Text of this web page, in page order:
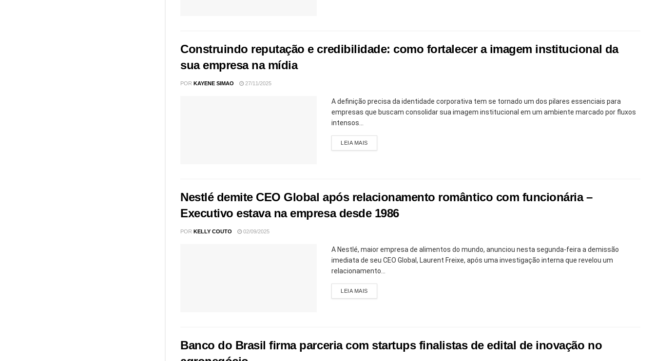
Construindo reputação e credibilidade: como fortalecer a imagem institucional da
sua empresa na mídia
POR KAYENE SIMAO 27/11/2025
A definição precisa da identidade corporativa tem se tornado um dos pilares essenciais para
empresas que buscam consolidar sua imagem institucional em um ambiente marcado por fluxos
intensos...
LEIA MAIS
Nestlé demite CEO Global após relacionamento romântico com funcionária –
Executivo estava na empresa desde 1986
POR KELLY COUTO 02/09/2025
A Nestlé, maior empresa de alimentos do mundo, anunciou nesta segunda-feira a demissão
imediata de seu CEO Global, Laurent Freixe, após uma investigação interna que revelou um
relacionamento...
LEIA MAIS
Banco do Brasil firma parceria com startups finalistas de edital de inovação no